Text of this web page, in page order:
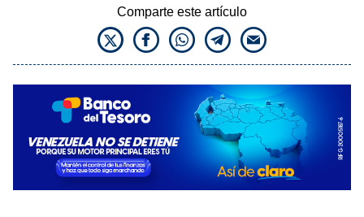
Comparte este artículo